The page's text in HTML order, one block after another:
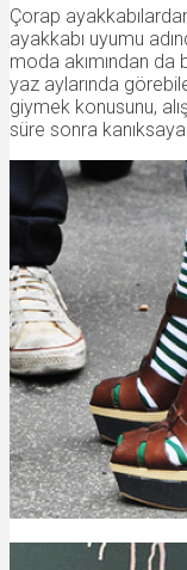
Çorap
ayakkabı uyumu
moda akımından
yaz aylarında
giymek konusunu,
süre sonra